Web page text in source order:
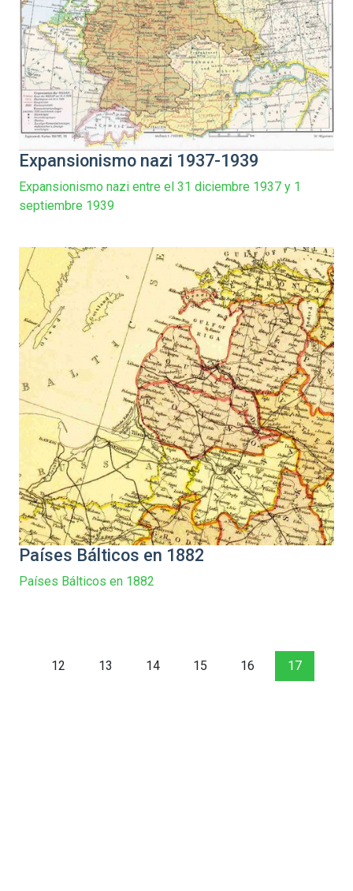
Expansionismo nazi 1937-1939
Expansionismo nazi entre el 31 diciembre 1937 y 1
septiembre 1939
Países Bálticos en 1882
Países Bálticos en 1882
12 13 14 15 16 17